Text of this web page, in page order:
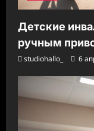
Детские
ручным
studiohallo_ 6